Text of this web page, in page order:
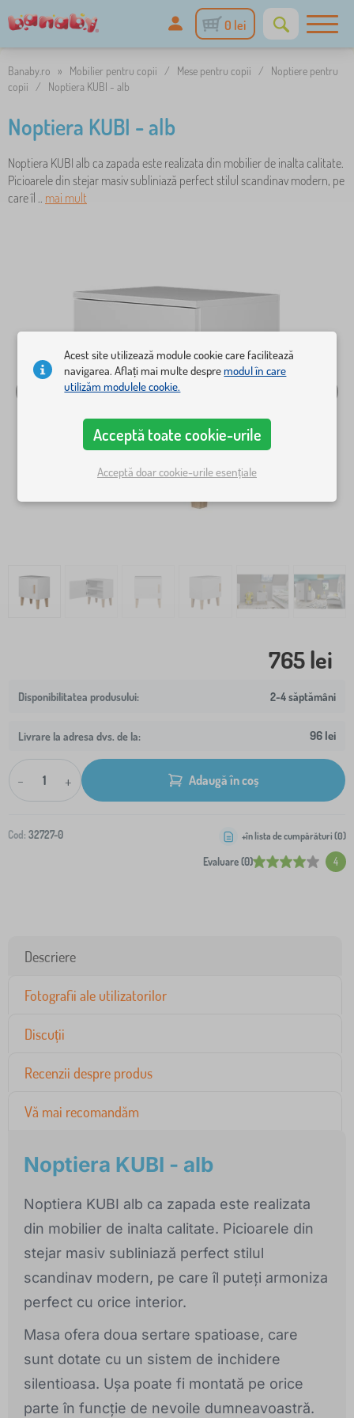
0 lei
Banaby.ro » Mobilier pentru copii / Mese pentru copii /
Noptiere pentru
copii
/ Noptiera KUBI - alb
Noptiera KUBI - alb
Noptiera KUBI alb ca zapada este realizata din mobilier de inalta calitate.
Picioarele din stejar masiv subliniază perfect stilul scandinav modern, pe
care îl .. mai mult
765 lei
2-4 săptămâni
Livrare la adresa dvs. de la: 96 lei
- + Adaugă în coș
Cod: 32727-0
Evaluare (0) 4
+în lista de cumpărături (0)
Descriere
Fotografii ale utilizatorilor
Discuții
Recenzii despre produs
Vă mai recomandăm
Noptiera KUBI - alb
Noptiera KUBI alb ca zapada este realizata
din mobilier de inalta calitate. Picioarele din
stejar masiv subliniază perfect stilul
scandinav modern, pe care îl puteți armoniza
perfect cu orice interior.
Masa ofera doua sertare spatioase, care
sunt dotate cu un sistem de inchidere
silentioasa. Ușa poate fi montată pe orice
parte în funcție de nevoile dumneavoastră.
Acest site utilizează module cookie care facilitează
navigarea. Aflați mai multe despremodul în care
utilizăm modulele cookie.
Acceptă toate cookie-urile
Acceptă doar cookie-urile esențiale